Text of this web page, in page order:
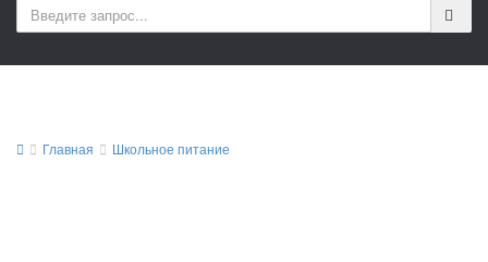
Главная Школьное питание